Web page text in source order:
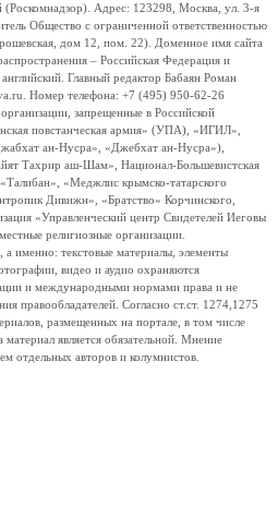
(Роскомнадзор). Адрес: 123298, Москва, ул. 3-я
Общество с ограниченной ответственностью
дом 12, пом. 22). Доменное имя сайта
– Российская Федерация и
Главный редактор Бабаян Роман
Номер телефона: +7 (495) 950-62-26
запрещенные в Российской
повстанческая армия» (УПА), «ИГИЛ»,
ан-Нусра», «Джебхат ан-Нусра»),
Тахрир аш-Шам», Национал-Большевистская
«Меджлис крымско-татарского
Дивижн», «Братство» Корчинского,
«Управленческий центр Свидетелей Иеговы
религиозные организации.
именно: текстовые материалы, элементы
видео и аудио охраняются
и международными нормами права и не
правообладателей. Согласно ст.ст. 1274,1275
размещенных на портале, в том числе
является обязательной. Мнение
отдельных авторов и колумнистов.